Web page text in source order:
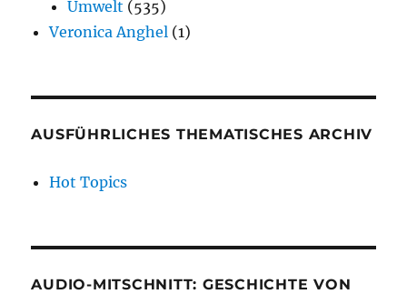
Umwelt (535)
Veronica Anghel (1)
AUSFÜHRLICHES THEMATISCHES ARCHIV
Hot Topics
AUDIO-MITSCHNITT: GESCHICHTE VON